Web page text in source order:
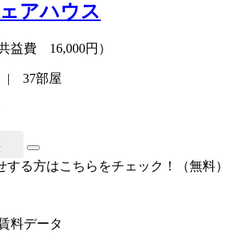
アハウス
益費 16,000円）
| 37部屋
する方はこちらをチェック！（無料）
料データ